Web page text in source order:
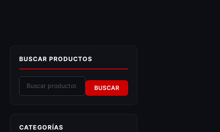
BUSCAR PRODUCTOS
BUSCAR
CATEGORÍAS